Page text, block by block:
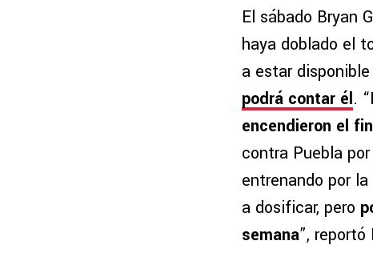
El sábado Bryan
haya doblado el
a estar
podrá contar él.
encendieron el
contra Puebla
entrenando por
a dosificar, pero
semana”, reportó